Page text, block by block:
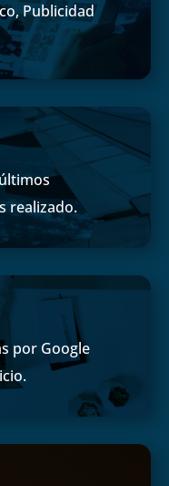
Publicidad
realizado.
por Google